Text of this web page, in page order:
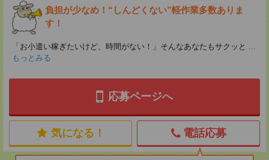
負担が少なめ！“しんどくない”軽作業多数ありま
す！
「お小遣い稼ぎたいけど、時間がない！」そんなあなたもサクッと ...
もっとみる
応募ページへ
気になる！ 電話応募